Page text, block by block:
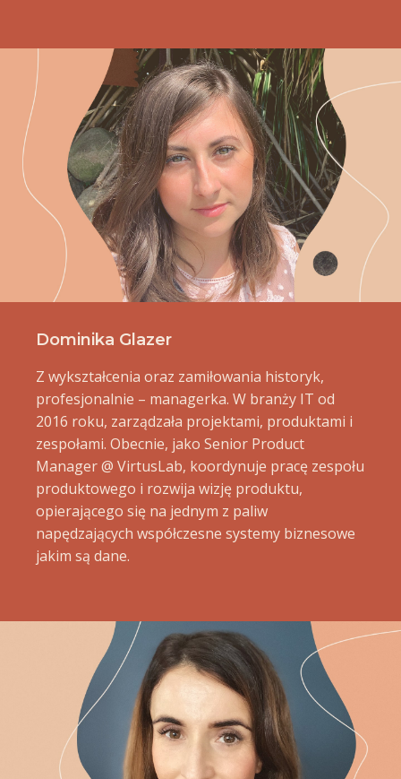
Dominika Glazer
Z wykształcenia oraz zamiłowania historyk,
profesjonalnie – managerka. W branży IT od
2016 roku, zarządzała projektami, produktami i
zespołami. Obecnie, jako Senior Product
Manager @ VirtusLab, koordynuje pracę zespołu
produktowego i rozwija wizję produktu,
opierającego się na jednym z paliw
napędzających współczesne systemy biznesowe
jakim są dane.